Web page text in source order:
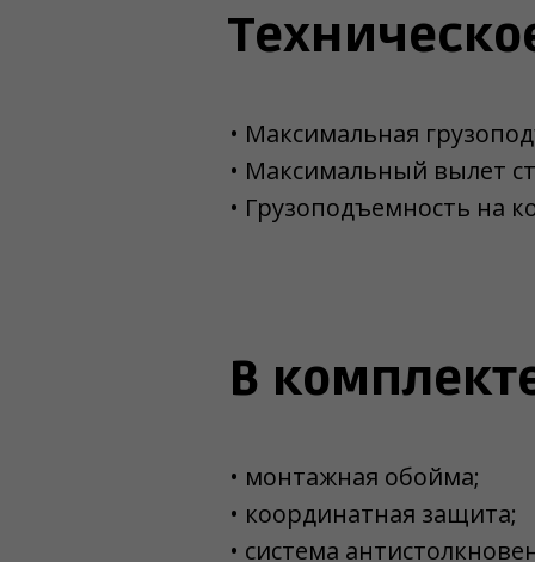
• Максимальная
• Максимальный вылет
• Грузоподъемность на
В
• монтажная обойма;
• координатная защита;
• система